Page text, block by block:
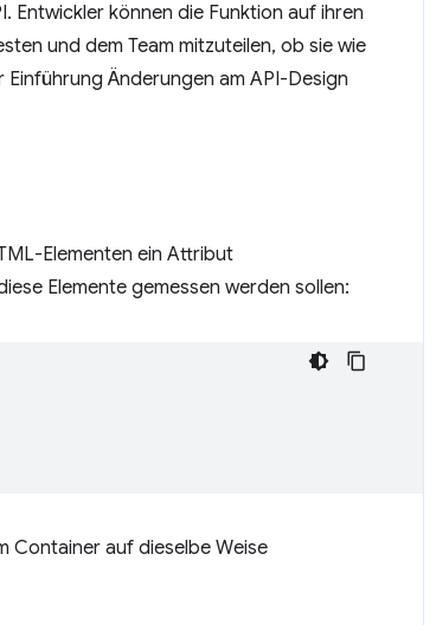
Entwickler können die Funktion auf ihren
und dem Team mitzuteilen, ob sie wie
Änderungen am API-Design
Elementen ein Attribut
Elemente gemessen werden sollen:
Container auf dieselbe Weise